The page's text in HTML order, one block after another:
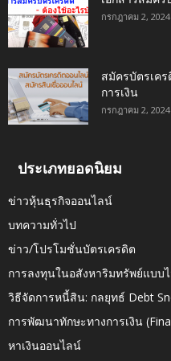
กรกฎาคม 2, 2024
สมัครบัตรเค
การเงิน
กรกฎาคม 2, 2024
ประเภทยอดนิยม
ข่าวหุ้นธุรกิจออนไลน์
บทความทั่วไป
ข่าว/โปรโมชั่นบัตรเครดิต
การลงทุนในอสังหาริมทรัพย์แบบ
วิธีจัดการหนี้สิน: กลยุทธ์ Debt
การพัฒนาทักษะทางการเงิน
หาเงินออนไลน์